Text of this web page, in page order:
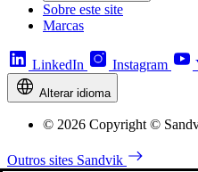
Sobre este site
Marcas
LinkedIn Instagram
Alterar idioma
© 2026 Copyright ©
Outros sites Sandvik